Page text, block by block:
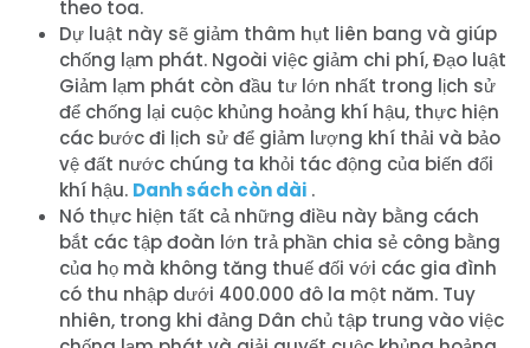
theo toa.
Dự luật này sẽ giảm thâm hụt liên bang và giúp
chống lạm phát. Ngoài việc giảm chi phí, Đạo luật
Giảm lạm phát còn đầu tư lớn nhất trong lịch sử
để chống lại cuộc khủng hoảng khí hậu, thực hiện
các bước đi lịch sử để giảm lượng khí thải và bảo
vệ đất nước chúng ta khỏi tác động của biến đổi
khí hậu. Danh sách còn dài .
Nó thực hiện tất cả những điều này bằng cách
bắt các tập đoàn lớn trả phần chia sẻ công bằng
của họ mà không tăng thuế đối với các gia đình
có thu nhập dưới 400.000 đô la một năm. Tuy
nhiên, trong khi đảng Dân chủ tập trung vào việc